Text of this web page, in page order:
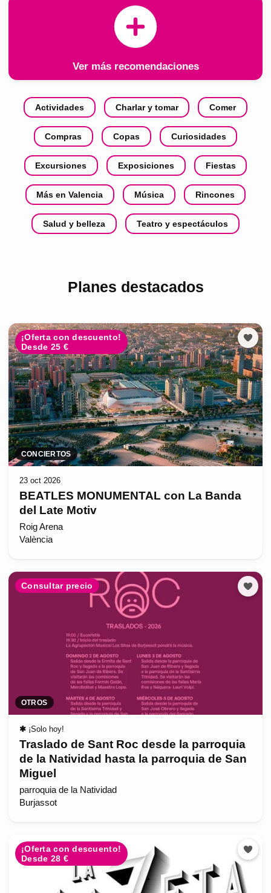
Ver más recomendaciones
Actividades Charlar y tomar Comer
Compras Copas Curiosidades
Excursiones Exposiciones Fiestas
Más en Valencia Música Rincones
Salud y belleza Teatro y espectáculos
Planes destacados
¡Oferta con descuento!
Desde 25 €
CONCIERTOS
23 oct 2026
BEATLES MONUMENTAL con La Banda
del Late Motiv
Roig Arena
València
Consultar precio
OTROS
✱ ¡Solo hoy!
Traslado de Sant Roc desde la parroquia
de la Natividad hasta la parroquia de San
Miguel
parroquia de la Natividad
Burjassot
¡Oferta con descuento!
Desde 28 €